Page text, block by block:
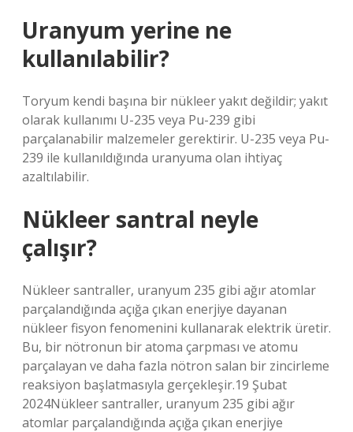
Uranyum yerine ne
kullanılabilir?
Toryum kendi başına bir nükleer yakıt değildir; yakıt
olarak kullanımı U-235 veya Pu-239 gibi
parçalanabilir malzemeler gerektirir. U-235 veya Pu-
239 ile kullanıldığında uranyuma olan ihtiyaç
azaltılabilir.
Nükleer santral neyle
çalışır?
Nükleer santraller, uranyum 235 gibi ağır atomlar
parçalandığında açığa çıkan enerjiye dayanan
nükleer fisyon fenomenini kullanarak elektrik üretir.
Bu, bir nötronun bir atoma çarpması ve atomu
parçalayan ve daha fazla nötron salan bir zincirleme
reaksiyon başlatmasıyla gerçekleşir.19 Şubat
2024Nükleer santraller, uranyum 235 gibi ağır
atomlar parçalandığında açığa çıkan enerjiye